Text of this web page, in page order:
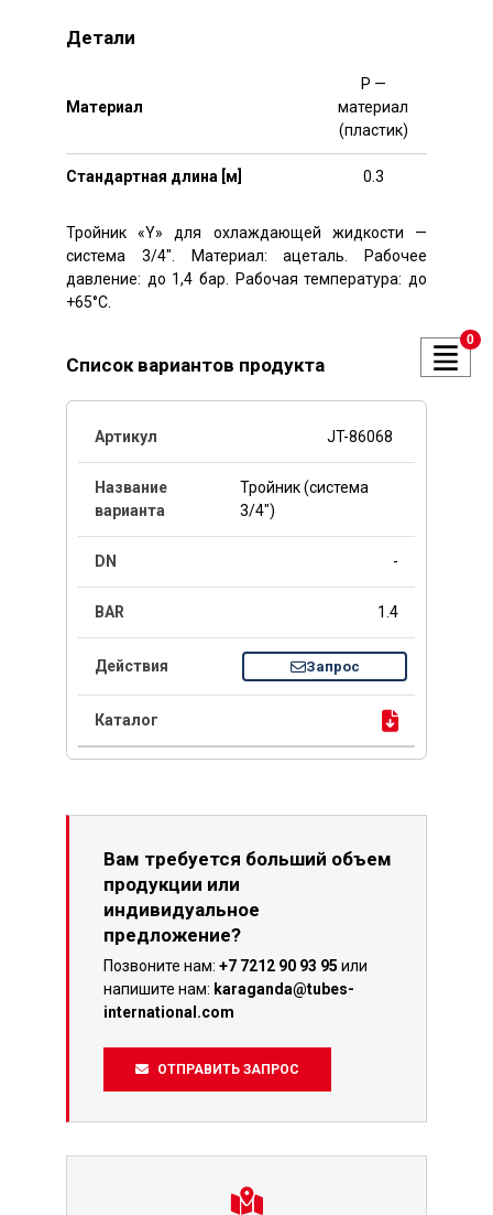
Детали
Mатериал
P —
материал
(пластик)
Стандартная длина [м] 0.3
Тройник «Y» для охлаждающей жидкости —
система 3/4″. Материал: ацеталь. Рабочее
давление: до 1,4 бар. Рабочая температура: до
+65°C.
Список вариантов продукта
JT-86068
Тройник (система
3/4")
-
1.4
Запрос
Вам требуется больший объем
продукции или
индивидуальное
предложение?
Позвоните нам: +7 7212 90 93 95 или
напишите нам: karaganda@tubes-
international.com
ОТПРАВИТЬ ЗАПРОС
0